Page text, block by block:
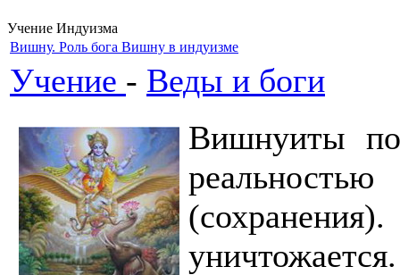
Учение Индуизма
Вишну. Роль бога Вишну в индуизме
Учение - Веды и боги
Вишнуиты